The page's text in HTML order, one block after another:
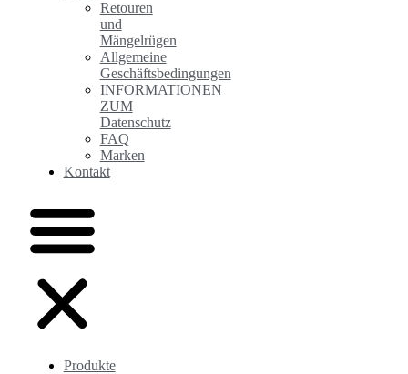
Retouren
und
Mängelrügen
Allgemeine
Geschäftsbedingungen
INFORMATIONEN
ZUM
Datenschutz
FAQ
Marken
Kontakt
Produkte